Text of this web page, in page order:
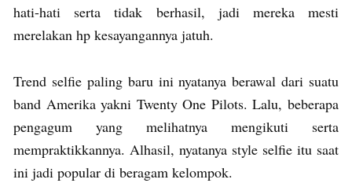
hati-hati serta tidak berhasil, jadi mereka mesti
merelakan hp kesayangannya jatuh.
Trend selfie paling baru ini nyatanya berawal dari suatu
band Amerika yakni Twenty One Pilots. Lalu, beberapa
pengagum yang melihatnya mengikuti serta
mempraktikkannya. Alhasil, nyatanya style selfie itu saat
ini jadi popular di beragam kelompok.